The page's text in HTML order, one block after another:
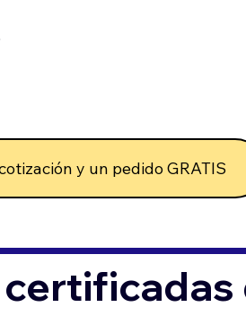
y un pedido GRATIS